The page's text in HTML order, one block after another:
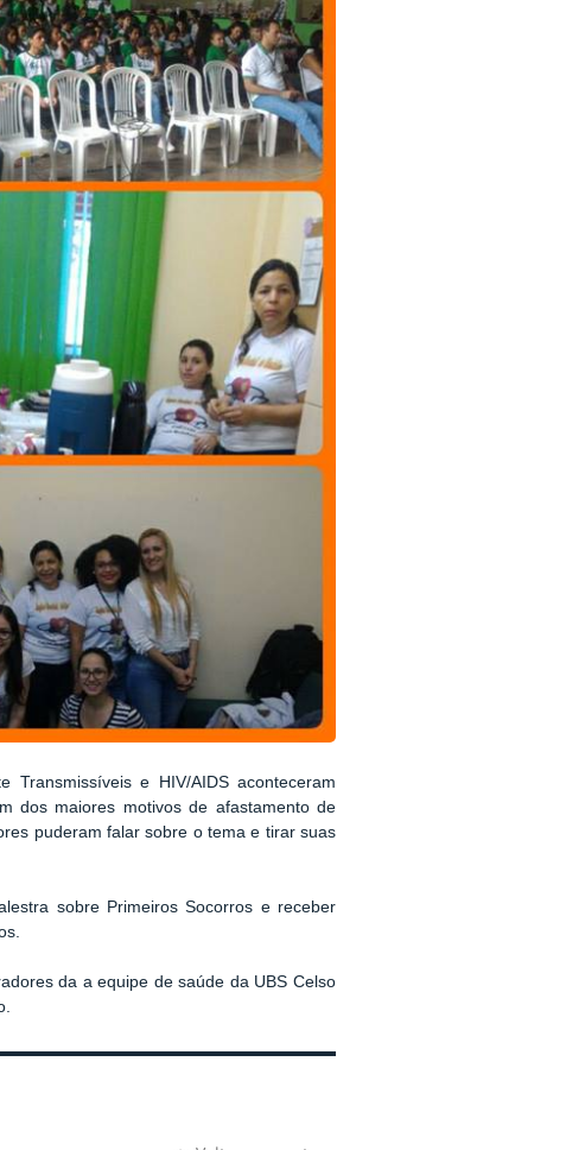
Transmissíveis e HIV/AIDS aconteceram
dos maiores motivos de afastamento de
puderam falar sobre o tema e tirar suas
sobre Primeiros Socorros e receber
da a equipe de saúde da UBS Celso